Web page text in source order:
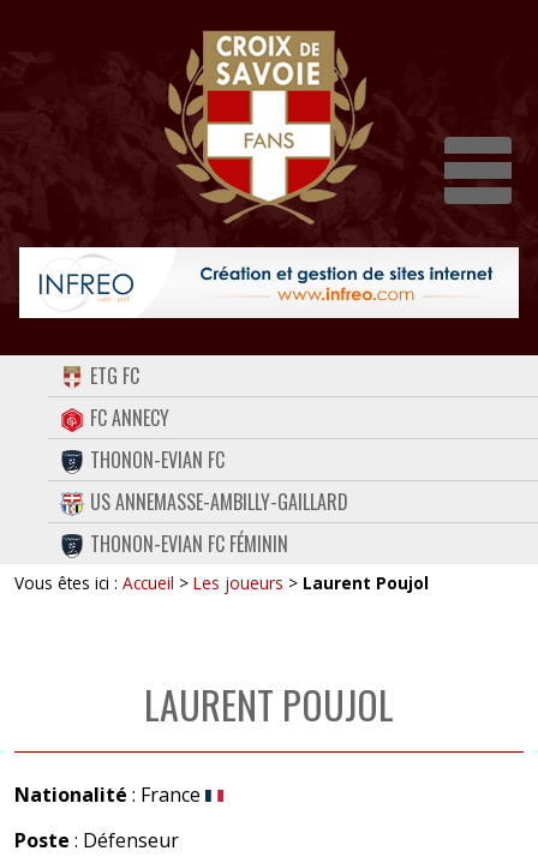
ACCUEIL
FORUM
CONTACT
FACEBOOK
TWITTER
ETG FC
FC ANNECY
THONON-EVIAN FC
US ANNEMASSE-AMBILLY-GAILLARD
THONON-EVIAN FC FÉMININ
Vous êtes ici : Accueil > Les joueurs > Laurent Poujol
LAURENT POUJOL
Nationalité : France
Poste : Défenseur